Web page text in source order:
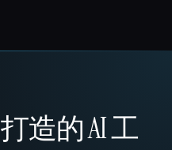
打造的 AI 工